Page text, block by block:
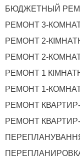
БЮДЖЕТНЫЙ
РЕМОНТ 3-
РЕМОНТ 2-
РЕМОНТ 2-
РЕМОНТ 1
РЕМОНТ 1-
РЕМОНТ КВАРТИР-
РЕМОНТ